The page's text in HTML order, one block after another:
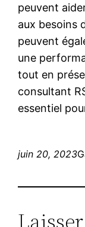
peuvent
aux besoins
peuvent
une
tout en
consultant
essentiel
juin 20, 2023